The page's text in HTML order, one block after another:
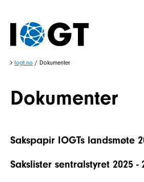
Iogt.no / Dokumenter
Dokumenter
Sakspapir IOGTs landsmøte
Sakslister sentralstyret 2025 -